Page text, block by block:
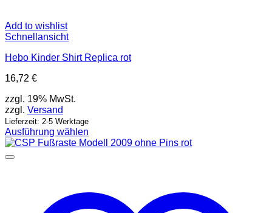
Add to wishlist
Schnellansicht
Hebo Kinder Shirt Replica rot
16,72 €
zzgl. 19% MwSt.
zzgl. Versand
Lieferzeit: 2-5 Werktage
Ausführung wählen
Dieses
Produkt